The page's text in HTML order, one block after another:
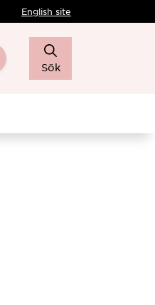
English site
Sök